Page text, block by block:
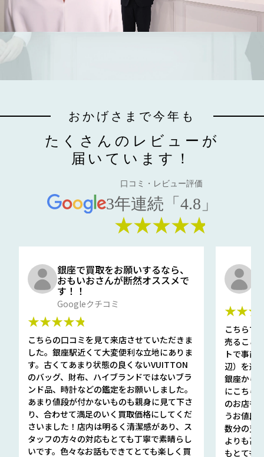
おかげさまで今年も
たくさんのレビューが
届いています！
口コミ・レビュー評価
3年連続「4.8」
★★★★★
銀座で買取をお願いするなら、
おもいおさんが断然オススメで
す！！
Googleクチコミ
★★★★★
こちらの口コミを見て来店させていただきま
した。銀座駅近くて大変便利な立地にありま
す。古くてあまり状態の良くないVUITTON
のバッグ、財布、ハイブランドではないブラ
ンド品、時計などの鑑定をお願いしました。
あまり値段が付かないものも親身に見て下さ
り、合わせて満足のいく買取価格にしてくだ
さいました！店内は明るく清潔感があり、ス
タッフの方々の対応もとても丁寧で素晴らし
いです。色々なお話もできてとても楽しく買
こちらで
売ること
トで事前
辺）を選
銀座から
にこちら
のお店も
うお値段
数分の査
よりも高
もとても